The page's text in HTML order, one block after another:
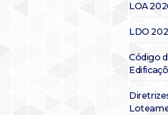
LOA
LDO
Código